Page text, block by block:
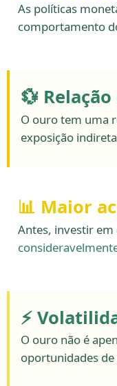
As políticas
comportamento
💱
O ouro tem uma
exposição
📊 Maior
Antes, investir
⚡
O ouro não é
oportunidades